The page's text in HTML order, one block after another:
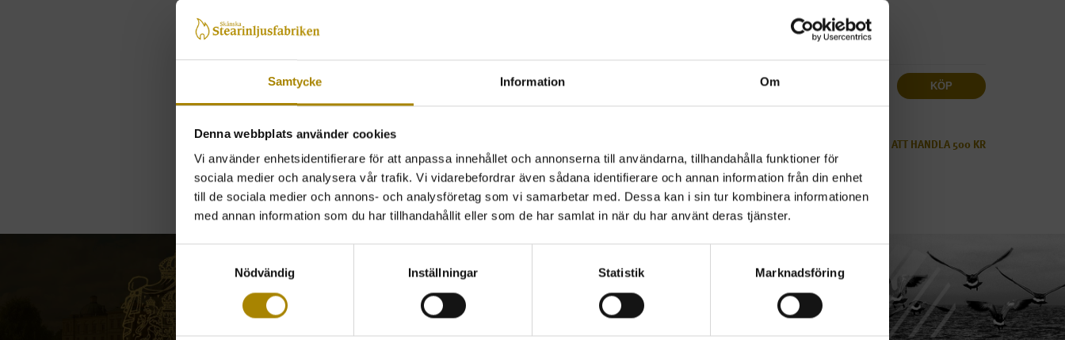
Samtycke Information Om
Denna webbplats använder cookies
Vi använder enhetsidentifierare för att anpassa innehållet och annonserna till användarna, tillhandahålla funktioner för
sociala medier och analysera vår trafik. Vi vidarebefordrar även sådana identifierare och annan information från din enhet
till de sociala medier och annons- och analysföretag som vi samarbetar med. Dessa kan i sin tur kombinera informationen
med annan information som du har tillhandahållit eller som de har samlat in när du har använt deras tjänster.
Samtyckesval
Nödvändig
Inställningar Statistik Marknadsföring
Antal
1-pack KÖP
LÄGSTA BELOPP FÖR ATT HANDLA 500 KR
ALLTID FRI FRAKT.
En krönt affärsrelation Svanenmärkt